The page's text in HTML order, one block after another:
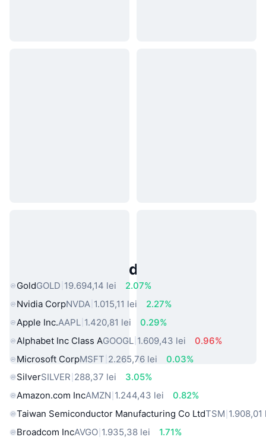
Active Populare din Lumea Reală
GoldGOLD 19.694,14 lei
2.07%
Nvidia CorpNVDA 1.015,11 lei
2.27%
Apple Inc.AAPL 1.420,81 lei
0.29%
Alphabet Inc Class AGOOGL 1.609,43 lei
0.96%
Microsoft CorpMSFT 2.265,76 lei
0.03%
SilverSILVER 288,37 lei
3.05%
Amazon.com IncAMZN 1.244,43 lei
0.82%
Taiwan Semiconductor Manufacturing Co LtdTSM 1.908,01
Broadcom IncAVGO 1.935,38 lei
1.71%